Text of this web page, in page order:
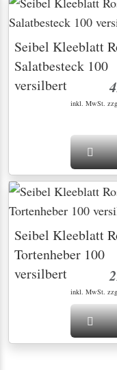
Seibel Kleeblatt
Salatbesteck 100
versilbert
inkl. MwSt.
Seibel Kleeblatt
Tortenheber 100
versilbert
inkl. MwSt.